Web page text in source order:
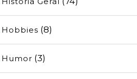
Hobbies (8)
Humor (3)